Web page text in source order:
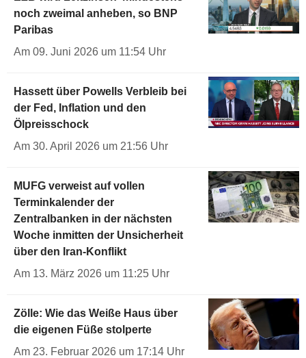
noch zweimal anheben, so BNP
Paribas
Am 09. Juni 2026 um 11:54 Uhr
Hassett über Powells Verbleib bei
der Fed, Inflation und den
Ölpreisschock
Am 30. April 2026 um 21:56 Uhr
MUFG verweist auf vollen
Terminkalender der
Zentralbanken in der nächsten
Woche inmitten der Unsicherheit
über den Iran-Konflikt
Am 13. März 2026 um 11:25 Uhr
Zölle: Wie das Weiße Haus über
die eigenen Füße stolperte
Am 23. Februar 2026 um 17:14 Uhr